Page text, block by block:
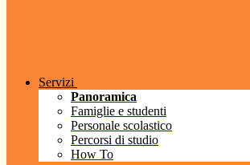
Servizi
Panoramica
Famiglie e studenti
Personale scolastico
Percorsi di studio
How To